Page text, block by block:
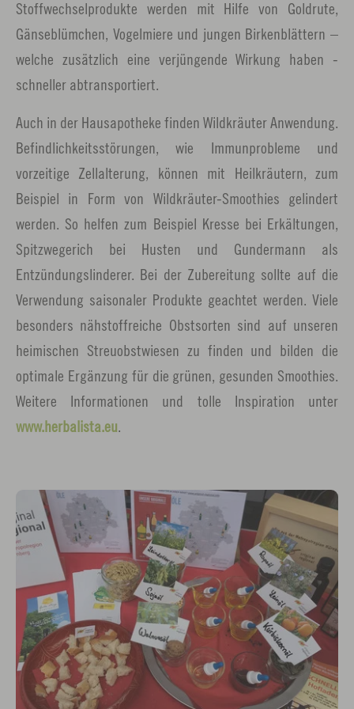
Stoffwechselprodukte werden mit Hilfe von Goldrute,
Gänseblümchen, Vogelmiere und jungen Birkenblättern –
welche zusätzlich eine verjüngende Wirkung haben -
schneller abtransportiert.
Auch in der Hausapotheke finden Wildkräuter Anwendung.
Befindlichkeitsstörungen, wie Immunprobleme und
vorzeitige Zellalterung, können mit Heilkräutern, zum
Beispiel in Form von Wildkräuter-Smoothies gelindert
werden. So helfen zum Beispiel Kresse bei Erkältungen,
Spitzwegerich bei Husten und Gundermann als
Entzündungslinderer. Bei der Zubereitung sollte auf die
Verwendung saisonaler Produkte geachtet werden. Viele
besonders nähstoffreiche Obstsorten sind auf unseren
heimischen Streuobstwiesen zu finden und bilden die
optimale Ergänzung für die grünen, gesunden Smoothies.
Weitere Informationen und tolle Inspiration unter
www.herbalista.eu